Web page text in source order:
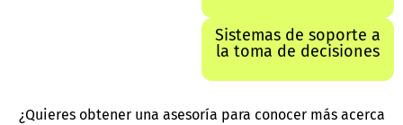
Sistemas de soporte a
la toma de decisiones
¿Quieres obtener una asesoría para conocer más acerca